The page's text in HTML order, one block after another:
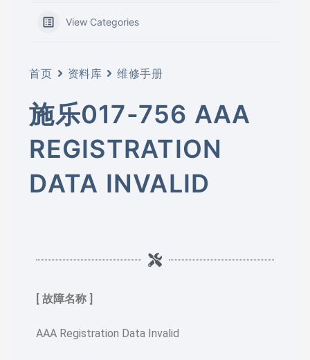
View Categories
首页 资料库 维修手册
施乐017-756 AAA
REGISTRATION
DATA INVALID
[ 故障名称 ]
AAA Registration Data Invalid